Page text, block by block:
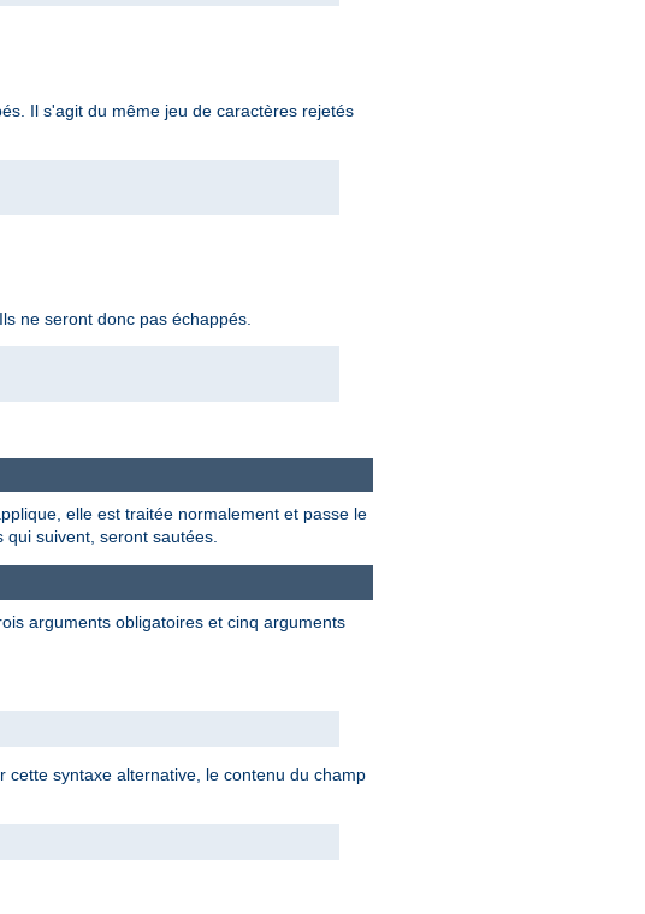
Il s'agit du même jeu de caractères rejetés
ne seront donc pas échappés.
elle est traitée normalement et passe le
suivent, seront sautées.
arguments obligatoires et cinq arguments
syntaxe alternative, le contenu du champ